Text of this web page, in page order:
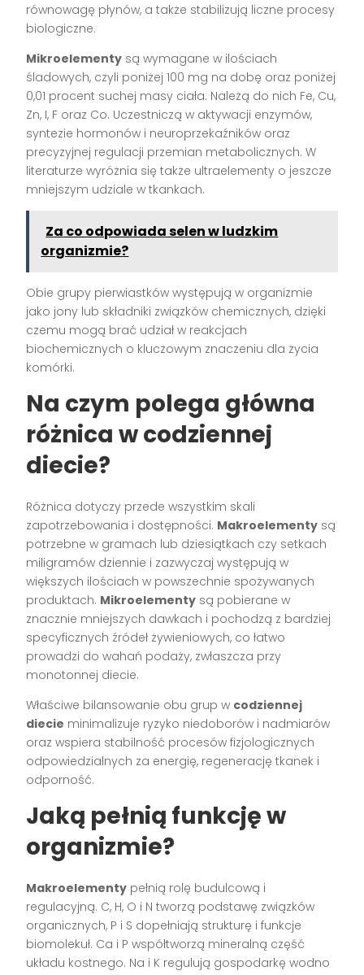
równowagę płynów, a także stabilizują liczne procesy
biologiczne.
Mikroelementy są wymagane w ilościach
śladowych, czyli poniżej 100 mg na dobę oraz poniżej
0,01 procent suchej masy ciała. Należą do nich Fe, Cu,
Zn, I, F oraz Co. Uczestniczą w aktywacji enzymów,
syntezie hormonów i neuroprzekaźników oraz
precyzyjnej regulacji przemian metabolicznych. W
literaturze wyróżnia się także ultraelementy o jeszcze
mniejszym udziale w tkankach.
Za co odpowiada selen w ludzkim
organizmie?
Obie grupy pierwiastków występują w organizmie
jako jony lub składniki związków chemicznych, dzięki
czemu mogą brać udział w reakcjach
biochemicznych o kluczowym znaczeniu dla życia
komórki.
Na czym polega główna
różnica w codziennej
diecie?
Różnica dotyczy przede wszystkim skali
zapotrzebowania i dostępności. Makroelementy są
potrzebne w gramach lub dziesiątkach czy setkach
miligramów dziennie i zazwyczaj występują w
większych ilościach w powszechnie spożywanych
produktach. Mikroelementy są pobierane w
znacznie mniejszych dawkach i pochodzą z bardziej
specyficznych źródeł żywieniowych, co łatwo
prowadzi do wahań podaży, zwłaszcza przy
monotonnej diecie.
Właściwe bilansowanie obu grup w codziennej
diecie minimalizuje ryzyko niedoborów i nadmiarów
oraz wspiera stabilność procesów fizjologicznych
odpowiedzialnych za energię, regenerację tkanek i
odporność.
Jaką pełnią funkcję w
organizmie?
Makroelementy pełnią rolę budulcową i
regulacyjną. C, H, O i N tworzą podstawę związków
organicznych, P i S dopełniają strukturę i funkcje
biomolekuł. Ca i P współtworzą mineralną część
układu kostnego. Na i K regulują gospodarkę wodno